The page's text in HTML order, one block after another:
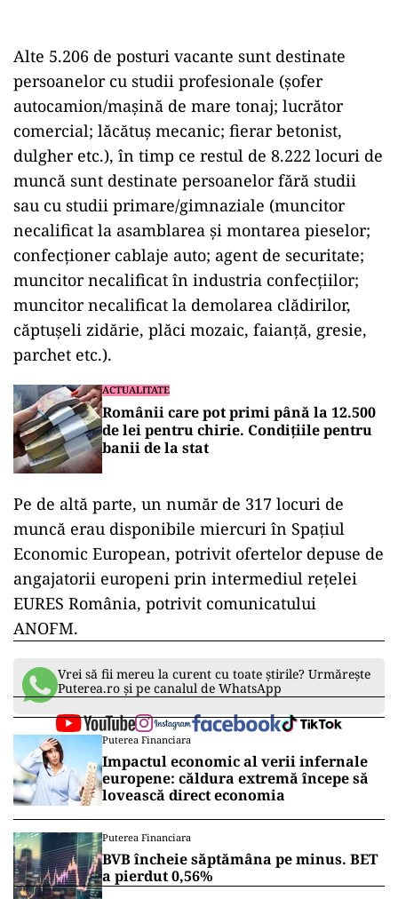
Alte 5.206 de posturi vacante sunt destinate
persoanelor cu studii profesionale (şofer
autocamion/maşină de mare tonaj; lucrător
comercial; lăcătuş mecanic; fierar betonist,
dulgher etc.), în timp ce restul de 8.222 locuri de
muncă sunt destinate persoanelor fără studii
sau cu studii primare/gimnaziale (muncitor
necalificat la asamblarea şi montarea pieselor;
confecţioner cablaje auto; agent de securitate;
muncitor necalificat în industria confecţiilor;
muncitor necalificat la demolarea clădirilor,
căptuşeli zidărie, plăci mozaic, faianţă, gresie,
parchet etc.).
ACTUALITATE
Românii care pot primi până la 12.500
de lei pentru chirie. Condițiile pentru
banii de la stat
Pe de altă parte, un număr de 317 locuri de
muncă erau disponibile miercuri în Spaţiul
Economic European, potrivit ofertelor depuse de
angajatorii europeni prin intermediul reţelei
EURES România, potrivit comunicatului
ANOFM.
Vrei să fii mereu la curent cu toate știrile? Urmărește
Puterea.ro și pe canalul de WhatsApp
Puterea Financiara
Impactul economic al verii infernale
europene: căldura extremă începe să
lovească direct economia
Puterea Financiara
BVB încheie săptămâna pe minus. BET
a pierdut 0,56%